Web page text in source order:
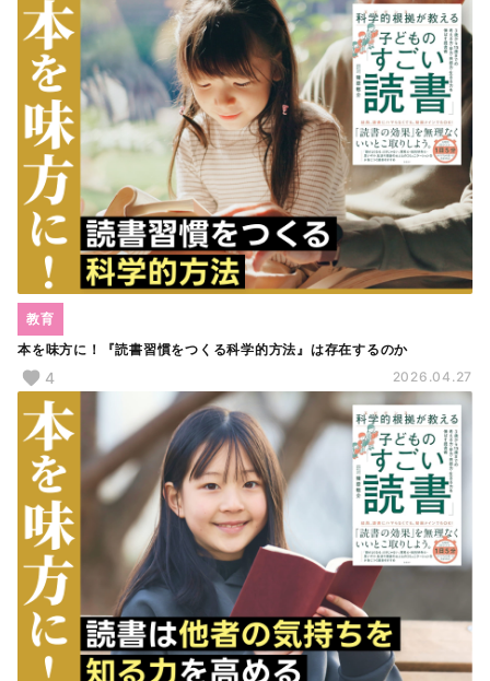
本を味方に！『読書習慣をつくる科学的方法』は存在するのか
教育
4 2026.04.27